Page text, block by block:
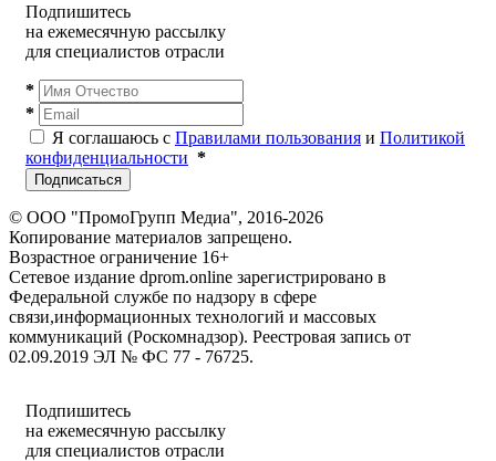
Подпишитесь
на ежемесячную рассылку
для специалистов отрасли
*
*
Я соглашаюсь с Правилами пользования и Политикой
конфиденциальности *
Подписаться
© ООО "ПромоГрупп Медиа", 2016-2026
Копирование материалов запрещено.
Возрастное ограничение 16+
Сетевое издание dprom.online зарегистрировано в
Федеральной службе по надзору в сфере
связи,информационных технологий и массовых
коммуникаций (Роскомнадзор). Реестровая запись от
02.09.2019 ЭЛ № ФС 77 - 76725.
Подпишитесь
на ежемесячную рассылку
для специалистов отрасли